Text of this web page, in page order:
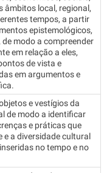
âmbitos local, regional,
tempos, a partir
epistemológicos,
modo a compreender
em relação a eles,
de vista e
em argumentos e
e vestígios da
de modo a identificar
e práticas que
e a diversidade cultural
no tempo e no